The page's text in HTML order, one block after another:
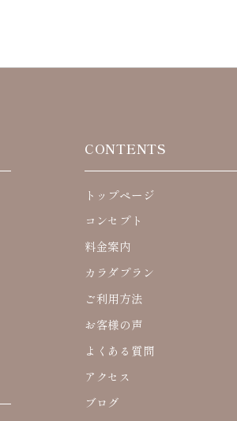
CONTENTS
トップページ
コンセプト
料金案内
カラダプラン
ご利用方法
お客様の声
よくある質問
アクセス
ブログ